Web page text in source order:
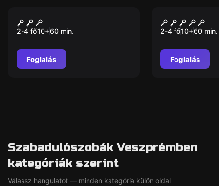
Jungle Quest VR
2-4 fő10+60 min.
Foglalás
The Prison
2-4 fő10+60 min.
Foglalás
Szabadulószobák Veszprémben
kategóriák szerint
Válassz hangulatot — minden kategória külön oldal